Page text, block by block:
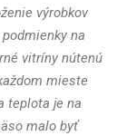
výrobkov
na
vitríny nútenú
mieste
teplota je na
malo byť